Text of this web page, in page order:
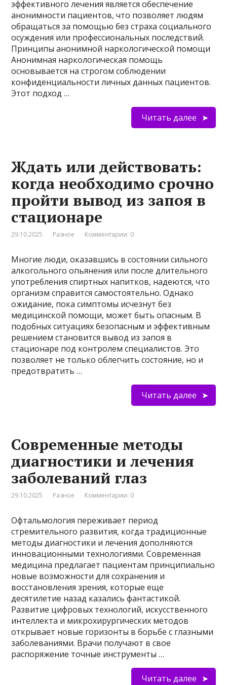
эффективного лечения является обеспечение
анонимности пациентов, что позволяет людям
обращаться за помощью без страха социального
осуждения или профессиональных последствий.
Принципы анонимной наркологической помощи
Анонимная наркологическая помощь
основывается на строгом соблюдении
конфиденциальности личных данных пациентов.
Этот подход …
Читать далее
Ждать или действовать:
когда необходимо срочно
пройти вывод из запоя в
стационаре
29.10.2025 Разное Комментарии: 0
Многие люди, оказавшись в состоянии сильного
алкогольного опьянения или после длительного
употребления спиртных напитков, надеются, что
организм справится самостоятельно. Однако
ожидание, пока симптомы исчезнут без
медицинской помощи, может быть опасным. В
подобных ситуациях безопасным и эффективным
решением становится вывод из запоя в
стационаре под контролем специалистов. Это
позволяет не только облегчить состояние, но и
предотвратить …
Читать далее
Современные методы
диагностики и лечения
заболеваний глаз
29.10.2025 Разное Комментарии: 0
Офтальмология переживает период
стремительного развития, когда традиционные
методы диагностики и лечения дополняются
инновационными технологиями. Современная
медицина предлагает пациентам принципиально
новые возможности для сохранения и
восстановления зрения, которые еще
десятилетие назад казались фантастикой.
Развитие цифровых технологий, искусственного
интеллекта и микрохирургических методов
открывает новые горизонты в борьбе с глазными
заболеваниями. Врачи получают в свое
распоряжение точные инструменты …
Читать далее